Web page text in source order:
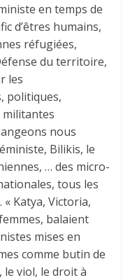
en temps de
d’êtres humains,
réfugiées,
du territoire,
les
politiques,
militantes
nous
Bilikis, le
… des micro-
tous les
Katya, Victoria,
balaient
mises en
comme butin de
le viol, le droit à